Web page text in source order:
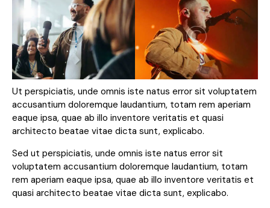
Ut perspiciatis, unde omnis iste natus error sit voluptatem
accusantium doloremque laudantium, totam rem aperiam
eaque ipsa, quae ab illo inventore veritatis et quasi
architecto beatae vitae dicta sunt, explicabo.
Sed ut perspiciatis, unde omnis iste natus error sit
voluptatem accusantium doloremque laudantium, totam
rem aperiam eaque ipsa, quae ab illo inventore veritatis et
quasi architecto beatae vitae dicta sunt, explicabo.